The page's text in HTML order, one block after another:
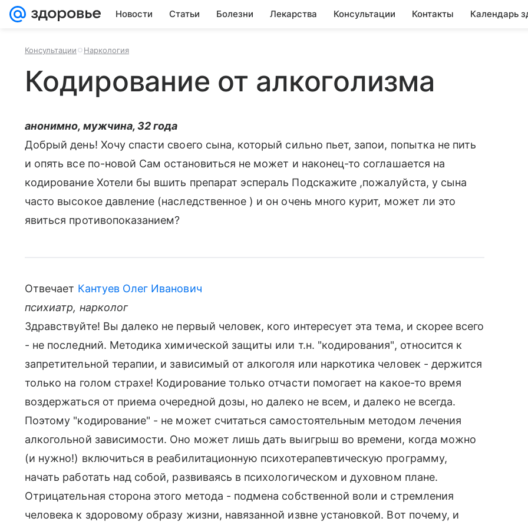
Новости Статьи Болезни Лекарства Консультации Контакты Календарь
Консультации Наркология
Кодирование от алкоголизма
анонимно, мужчина, 32 года
Добрый день! Хочу спасти своего сына, который сильно пьет, запои, попытка не пить
и опять все по-новой Сам остановиться не может и наконец-то соглашается на
кодирование Хотели бы вшить препарат эспераль Подскажите ,пожалуйста, у сына
часто высокое давление (наследственное ) и он очень много курит, может ли это
явиться противопоказанием?
Отвечает Кантуев Олег Иванович
психиатр, нарколог
Здравствуйте! Вы далеко не первый человек, кого интересует эта тема, и скорее всего
- не последний. Методика химической защиты или т.н. "кодирования", относится к
запретительной терапии, и зависимый от алкоголя или наркотика человек - держится
только на голом страхе! Кодирование только отчасти помогает на какое-то время
воздержаться от приема очередной дозы, но далеко не всем, и далеко не всегда.
Поэтому "кодирование" - не может считаться самостоятельным методом лечения
алкогольной зависимости. Оно может лишь дать выигрыш во времени, когда можно
(и нужно!) включиться в реабилитационную психотерапевтическую программу,
начать работать над собой, развиваясь в психологическом и духовном плане.
Отрицательная сторона этого метода - подмена собственной воли и стремления
человека к здоровому образу жизни, навязанной извне установкой. Вот почему, и